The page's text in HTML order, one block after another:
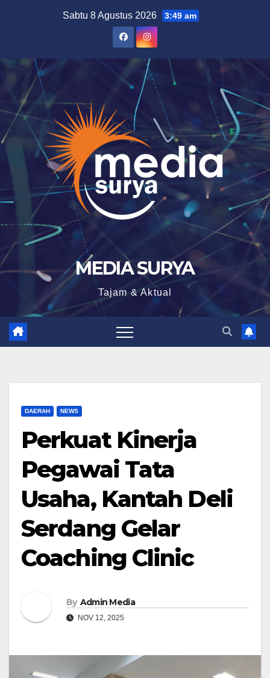
Sabtu 8 Agustus 2026 3:49 am
MEDIA SURYA
Tajam & Aktual
DAERAH NEWS
Perkuat Kinerja
Pegawai Tata
Usaha, Kantah Deli
Serdang Gelar
Coaching Clinic
By Admin Media
NOV 12, 2025